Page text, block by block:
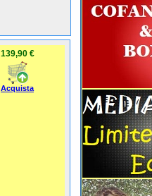
139,90 €
Acquista